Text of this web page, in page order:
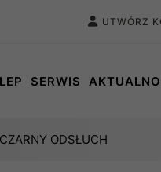
UTWÓRZ
SERWIS
ODSŁUCH